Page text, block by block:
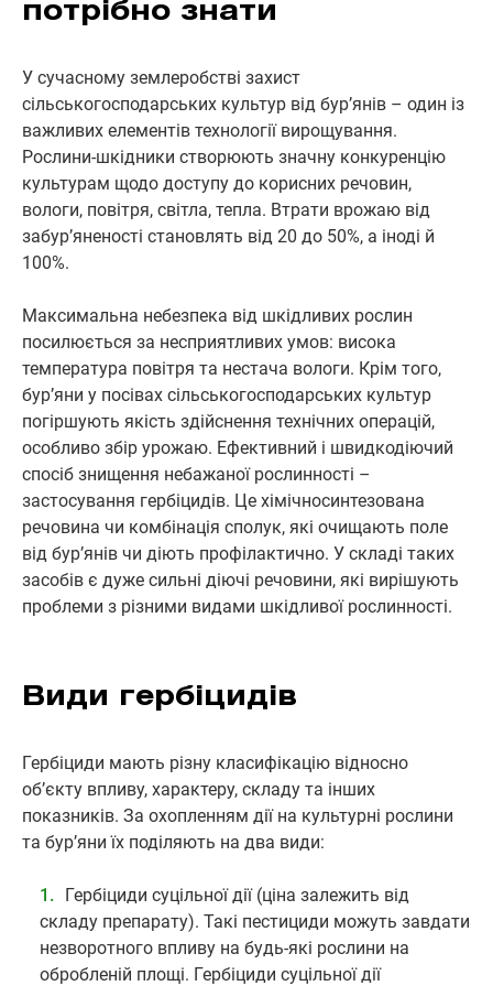
потрібно знати
У сучасному землеробстві захист
сільськогосподарських культур від бур’янів – один із
важливих елементів технології вирощування.
Рослини-шкідники створюють значну конкуренцію
культурам щодо доступу до корисних речовин,
вологи, повітря, світла, тепла. Втрати врожаю від
забур’яненості становлять від 20 до 50%, а іноді й
100%.
Максимальна небезпека від шкідливих рослин
посилюється за несприятливих умов: висока
температура повітря та нестача вологи. Крім того,
бур’яни у посівах сільськогосподарських культур
погіршують якість здійснення технічних операцій,
особливо збір урожаю. Ефективний і швидкодіючий
спосіб знищення небажаної рослинності –
застосування гербіцидів. Це хімічносинтезована
речовина чи комбінація сполук, які очищають поле
від бур’янів чи діють профілактично. У складі таких
засобів є дуже сильні діючі речовини, які вирішують
проблеми з різними видами шкідливої рослинності.
Види гербіцидів
Гербіциди мають різну класифікацію відносно
об’єкту впливу, характеру, складу та інших
показників. За охопленням дії на культурні рослини
та бур’яни їх поділяють на два види:
Гербіциди суцільної дії (ціна залежить від
складу препарату). Такі пестициди можуть завдати
незворотного впливу на будь-які рослини на
обробленій площі. Гербіциди суцільної дії